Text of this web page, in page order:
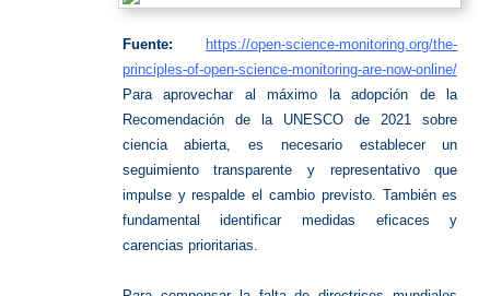
Fuente:
https://open-science-monitoring.org/the-
principles-of-open-science-monitoring-are-now-online/
Para aprovechar al máximo la adopción de la
Recomendación de la UNESCO de 2021 sobre
ciencia abierta, es necesario establecer un
seguimiento transparente y representativo que
impulse y respalde el cambio previsto. También es
fundamental identificar medidas eficaces y
carencias prioritarias.